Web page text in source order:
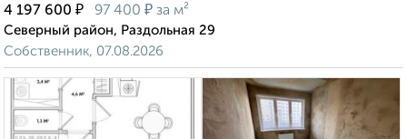
4 197 600 ₽ 97 400 ₽ за м²
Северный район, Раздольная 29
Собственник, 07.08.2026